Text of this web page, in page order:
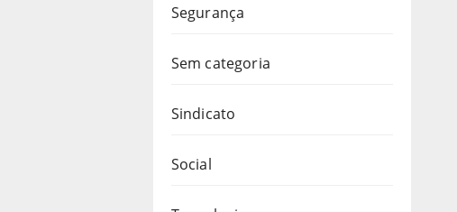
Segurança
Sem categoria
Sindicato
Social